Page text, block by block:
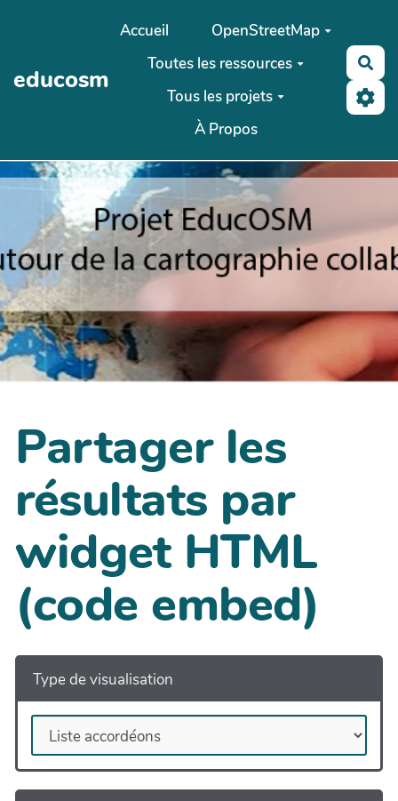
Aller au contenu principal
educosm
Accueil
OpenStreetMap
Toutes les ressources
Tous les projets
À Propos
Partager les
résultats par
widget HTML
(code embed)
Type de visualisation